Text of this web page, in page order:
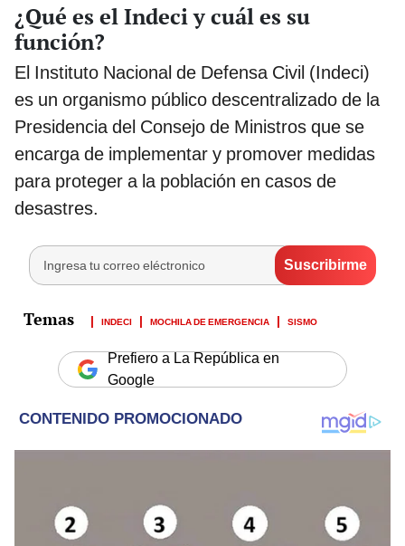
¿Qué es el Indeci y cuál es su
función?
El Instituto Nacional de Defensa Civil (Indeci)
es un organismo público descentralizado de la
Presidencia del Consejo de Ministros que se
encarga de implementar y promover medidas
para proteger a la población en casos de
desastres.
INDECI MOCHILA DE EMERGENCIA SISMO
Prefiero a La República en
Google